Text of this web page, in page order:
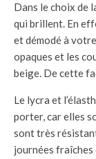
Dans le choix de
qui brillent. En
et démodé à
opaques et les
beige. De cette
Le lycra et
porter, car elles
sont très
journées fraîches